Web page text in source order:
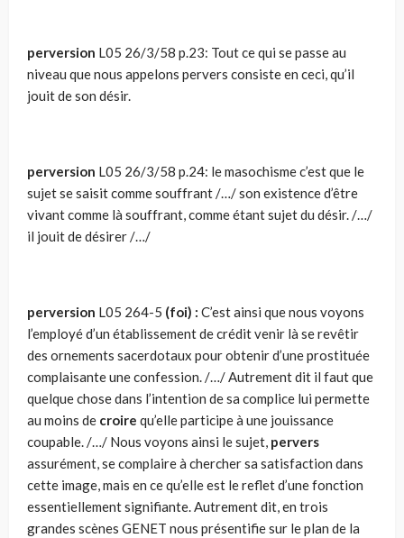
perversion L05 26/3/58 p.23: Tout ce qui se passe au
niveau que nous appelons pervers consiste en ceci, qu’il
jouit de son désir.
perversion L05 26/3/58 p.24: le masochisme c’est que le
sujet se saisit comme souffrant /…/ son existence d’être
vivant comme là souffrant, comme étant sujet du désir. /…/
il jouit de désirer /…/
perversion L05 264-5 (foi) : C’est ainsi que nous voyons
l’employé d’un établissement de crédit venir là se revêtir
des ornements sacerdotaux pour obtenir d’une prostituée
complaisante une confession. /…/ Autrement dit il faut que
quelque chose dans l’intention de sa complice lui permette
au moins de croire qu’elle participe à une jouissance
coupable. /…/ Nous voyons ainsi le sujet, pervers
assurément, se complaire à chercher sa satisfaction dans
cette image, mais en ce qu’elle est le reflet d’une fonction
essentiellement signifiante. Autrement dit, en trois
grandes scènes GENET nous présentifie sur le plan de la